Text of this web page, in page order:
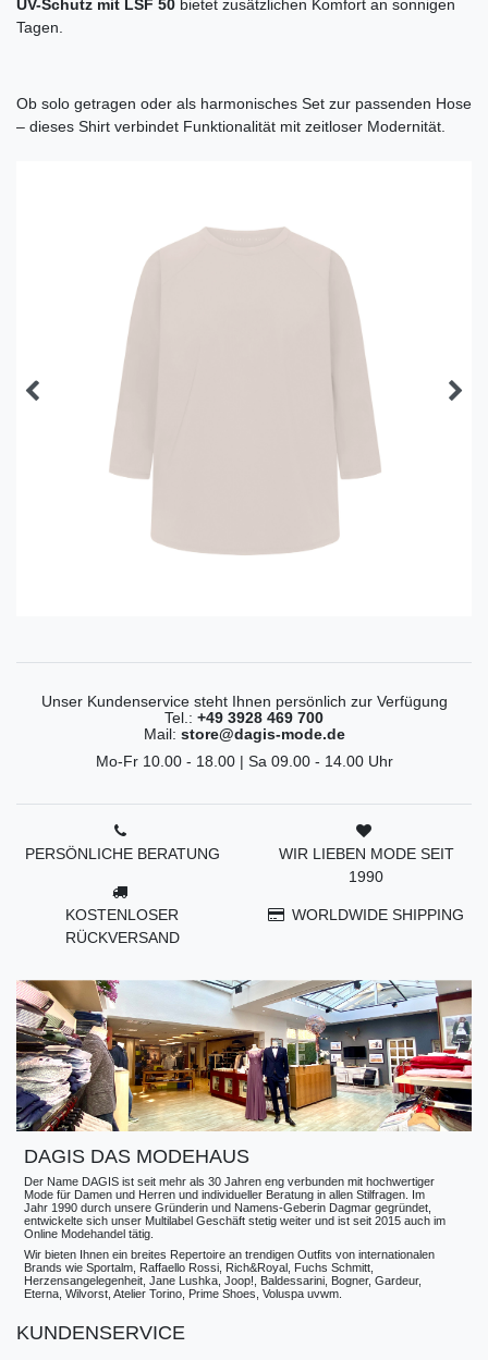
UV-Schutz mit LSF 50 bietet zusätzlichen Komfort an sonnigen
Tagen.
Ob solo getragen oder als harmonisches Set zur passenden Hose
– dieses Shirt verbindet Funktionalität mit zeitloser Modernität.
Unser Kundenservice steht Ihnen persönlich zur Verfügung
Tel.: +49 3928 469 700
Mail: store@dagis-mode.de
Mo-Fr 10.00 - 18.00 | Sa 09.00 - 14.00 Uhr
PERSÖNLICHE BERATUNG
KOSTENLOSER
RÜCKVERSAND
WIR LIEBEN MODE SEIT
1990
WORLDWIDE SHIPPING
DAGIS DAS MODEHAUS
Der Name DAGIS ist seit mehr als 30 Jahren eng verbunden mit hochwertiger
Mode für Damen und Herren und individueller Beratung in allen Stilfragen. Im
Jahr 1990 durch unsere Gründerin und Namens-Geberin Dagmar gegründet,
entwickelte sich unser Multilabel Geschäft stetig weiter und ist seit 2015 auch im
Online Modehandel tätig.
Wir bieten Ihnen ein breites Repertoire an trendigen Outfits von internationalen
Brands wie Sportalm, Raffaello Rossi, Rich&Royal, Fuchs Schmitt,
Herzensangelegenheit, Jane Lushka, Joop!, Baldessarini, Bogner, Gardeur,
Eterna, Wilvorst, Atelier Torino, Prime Shoes, Voluspa uvwm.
KUNDENSERVICE